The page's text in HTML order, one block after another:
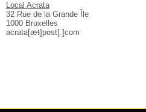
Local Acrata
32 Rue de la Grande Île
1000 Bruxelles
acrata[æŧ]post[.]com